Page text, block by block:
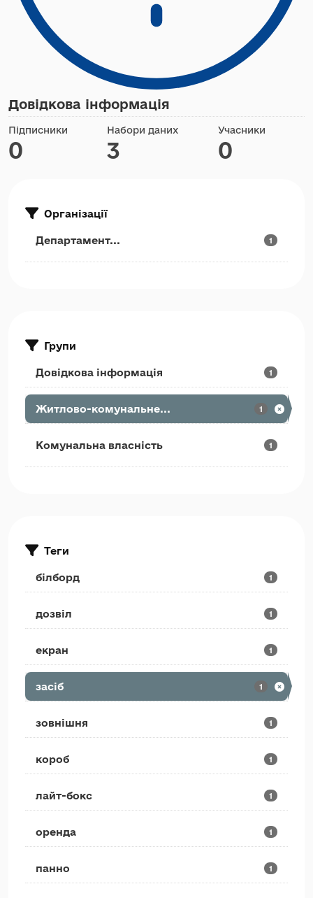
Довідкова інформація
Підписники
0
Набори даних
3
Учасники
0
Організації
Департамент... 1
Групи
Довідкова інформація 1
Житлово-комунальне... 1
Комунальна власність 1
Теги
білборд 1
дозвіл 1
екран 1
засіб 1
зовнішня 1
короб 1
лайт-бокс 1
оренда 1
панно 1